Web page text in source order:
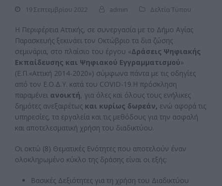
19 Σεπτεμβρίου 2022 admin Δελτία Τύπου
H Περιφέρεια Αττικής, σε συνεργασία με το Δήμο Αγίας
Παρασκευής ξεκινάει τον Οκτώβριο τα δια ζώσης
σεμινάρια, στο πλαίσιο του έργου «Δράσεις Ψηφιακής
Εκπαίδευσης και Ψηφιακού Εγγραμματισμού»
(Ε.Π.«Αττική 2014-2020») σύμφωνα πάντα με τις οδηγίες
από τον Ε.Ο.Δ.Υ. κατά του COVID-19.Η πρόσκληση
παραμένει ανοικτή, για όλες και όλους τους ενήλικες
δημότες ανεξαιρέτως και κυρίως δωρεάν, ενώ αφορά τις
υπηρεσίες, τα εργαλεία και τις μεθόδους για την ασφαλή
και αποτελεσματική χρήση του διαδικτύου.
Οι οκτώ (8) Θεματικές Ενότητες που αποτελούν έναν
ολοκληρωμένο κύκλο της δράσης είναι οι εξής:
Βασικές Δεξιότητες για τη χρήση του Διαδικτύου